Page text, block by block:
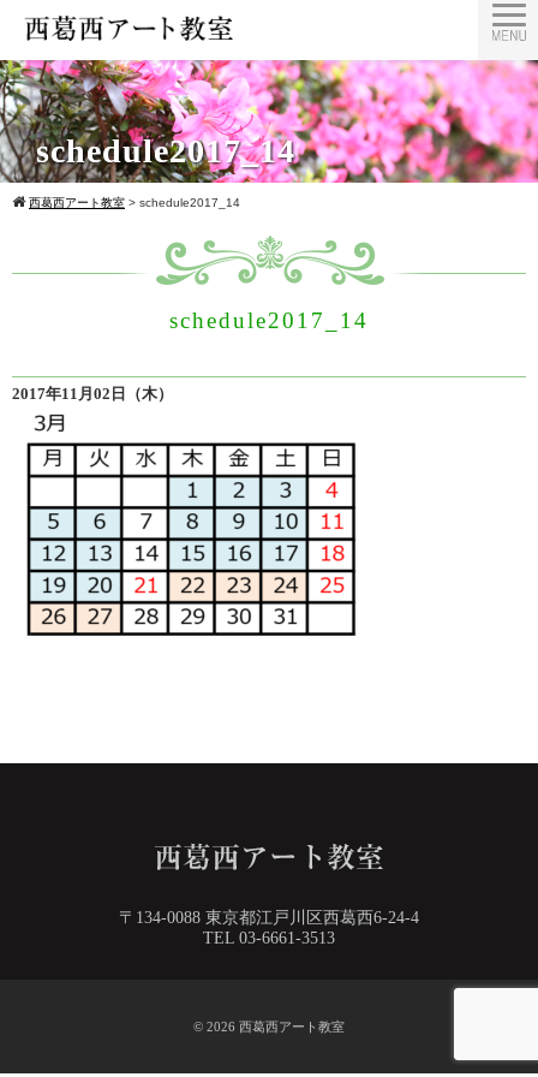
schedule2017_14
西葛西アート教室 > schedule2017_14
schedule2017_14
2017年11月02日（木）
〒134-0088 東京都江戸川区西葛西6-24-4
TEL 03-6661-3513
© 2026 西葛西アート教室